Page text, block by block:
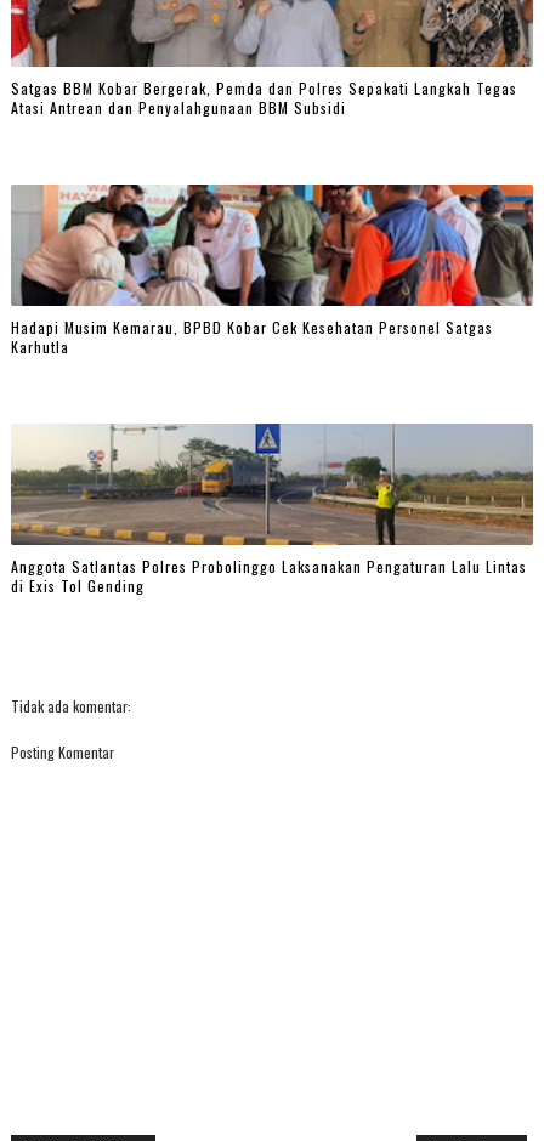
Satgas BBM Kobar Bergerak, Pemda dan Polres Sepakati Langkah Tegas
Atasi Antrean dan Penyalahgunaan BBM Subsidi
Hadapi Musim Kemarau, BPBD Kobar Cek Kesehatan Personel Satgas
Karhutla
Anggota Satlantas Polres Probolinggo Laksanakan Pengaturan Lalu Lintas
di Exis Tol Gending
Tidak ada komentar:
Posting Komentar